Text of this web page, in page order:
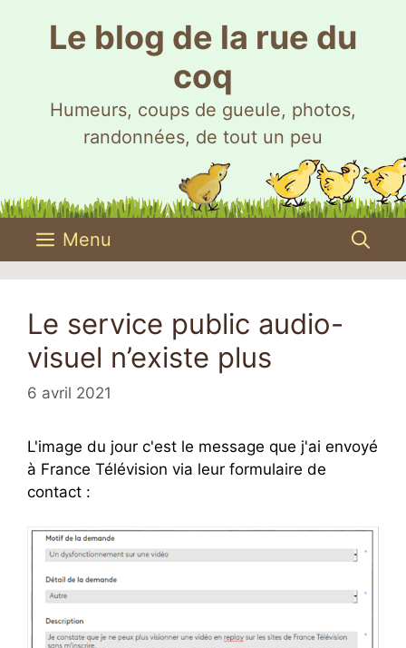
Le blog de la rue du
coq
Humeurs, coups de gueule, photos,
randonnées, de tout un peu
Menu
Le service public audio-
visuel n’existe plus
6 avril 2021
L'image du jour c'est le message que j'ai envoyé
à France Télévision via leur formulaire de
contact :